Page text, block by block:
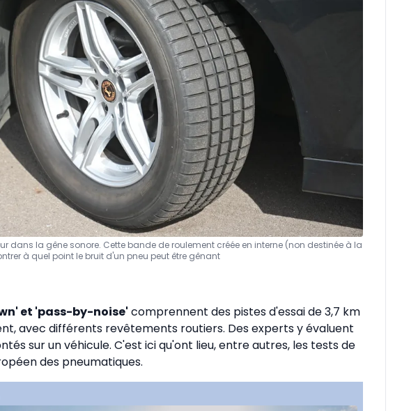
dans la gêne sonore. Cette bande de roulement créée en interne (non destinée à la
à quel point le bruit d'un pneu peut être gênant
et 'pass-by-noise' comprennent des pistes d'essai de 3,7 km
avec différents revêtements routiers. Des experts y évaluent
sur un véhicule. C'est ici qu'ont lieu, entre autres, les tests de
des pneumatiques.